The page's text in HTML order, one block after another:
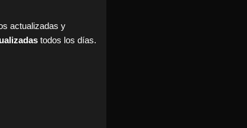
actualizadas y
todos los días.